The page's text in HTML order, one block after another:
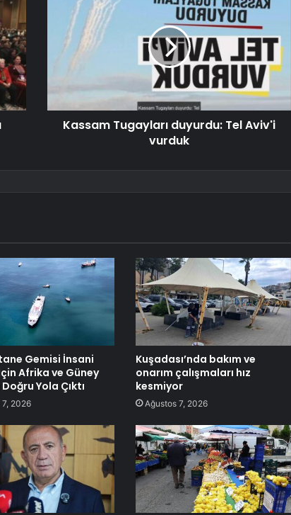
Kassam Tugayları duyurdu: Tel Aviv'i
vurduk
Gemisi İnsani
Afrika ve Güney
Yola Çıktı
2026
Kuşadası’nda bakım ve
onarım çalışmaları hız
kesmiyor
Ağustos 7, 2026